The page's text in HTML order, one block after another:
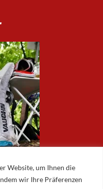
Website, um Ihnen die
wir Ihre Präferenzen